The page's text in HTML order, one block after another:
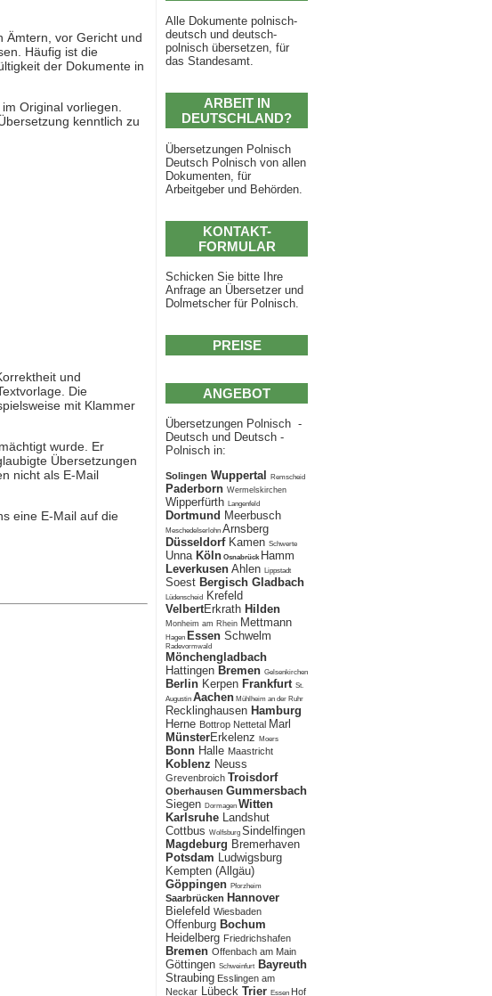
Alle Dokumente polnisch-
deutsch und deutsch-
polnisch übersetzen, für
das Standesamt.
ARBEIT IN
DEUTSCHLAND?
Übersetzungen Polnisch
Deutsch Polnisch von allen
Dokumenten, für
Arbeitgeber und Behörden.
KONTAKT-
FORMULAR
Schicken Sie bitte Ihre
Anfrage an Übersetzer und
Dolmetscher für Polnisch.
PREISE
ANGEBOT
Übersetzungen Polnisch -
Deutsch und Deutsch -
Polnisch in:
Solingen Wuppertal Remscheid
Paderborn Wermelskirchen
Wipperfürth Langenfeld
Dortmund Meerbusch
MeschedeIserlohn Arnsberg
Düsseldorf Kamen Schwerte
Unna Köln Osnabrück Hamm
Leverkusen Ahlen Lippstadt
Soest Bergisch Gladbach
Lüdenscheid
Krefeld
VelbertErkrath Hilden
Monheim am Rhein Mettmann
Hagen Essen Schwelm
Radevormwald
Mönchengladbach
Hattingen Bremen Gelsenkirchen
Berlin Kerpen Frankfurt St.
Augustin Aachen Mühlheim an der Ruhr
Recklinghausen Hamburg
Herne Bottrop Nettetal Marl
MünsterErkelenz Moers
Bonn Halle Maastricht
Koblenz Neuss
Grevenbroich Troisdorf
Oberhausen Gummersbach
Siegen Dormagen Witten
Karlsruhe Landshut
Cottbus Wolfsburg Sindelfingen
Magdeburg Bremerhaven
Potsdam Ludwigsburg
Kempten (Allgäu)
Göppingen Pforzheim
Saarbrücken Hannover
Bielefeld Wiesbaden
Offenburg Bochum
Heidelberg Friedrichshafen
Bremen Offenbach am Main
Göttingen Schweinfurt
Bayreuth
Straubing Esslingen am
Neckar
Lübeck Trier Essen Hof
Ämtern, vor Gericht und
Häufig ist die
der Dokumente in
Original vorliegen.
kenntlich zu
und
Die
mit Klammer
wurde. Er
Übersetzungen
nicht als E-Mail
eine E-Mail auf die